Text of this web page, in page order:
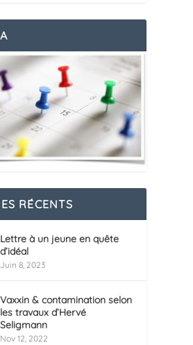
RÉCENTS
Lettre à un jeune en quête
d’idéal
Juin 8, 2023
Vaxxin & contamination selon
les travaux d’Hervé
Seligmann
Nov 12, 2022